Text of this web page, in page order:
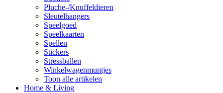
Pluche-/Knuffeldieren
Sleutelhangers
Speelgoed
Speelkaarten
Spellen
Stickers
Stressballen
Winkelwagenmuntjes
Toon alle artikelen
Home & Living